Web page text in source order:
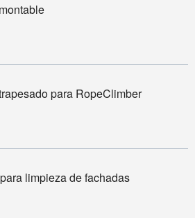
para RopeClimber
limpieza de fachadas